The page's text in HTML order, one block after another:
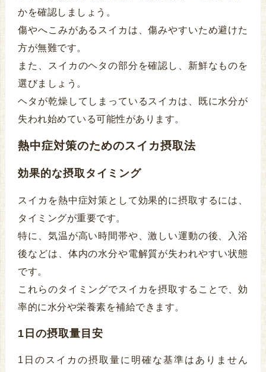
かを確認しましょう。
傷やへこみがあるスイカは、傷みやすいため避けた
方が無難です。
また、スイカのヘタの部分を確認し、新鮮なものを
選びましょう。
ヘタが乾燥してしまっているスイカは、既に水分が
失われ始めている可能性があります。
熱中症対策のためのスイカ摂取法
効果的な摂取タイミング
スイカを熱中症対策として効果的に摂取するには、
タイミングが重要です。
特に、気温が高い時間帯や、激しい運動の後、入浴
後などは、体内の水分や電解質が失われやすい状態
です。
これらのタイミングでスイカを摂取することで、効
率的に水分や栄養素を補給できます。
1日の摂取量目安
1日のスイカの摂取量に明確な基準はありません